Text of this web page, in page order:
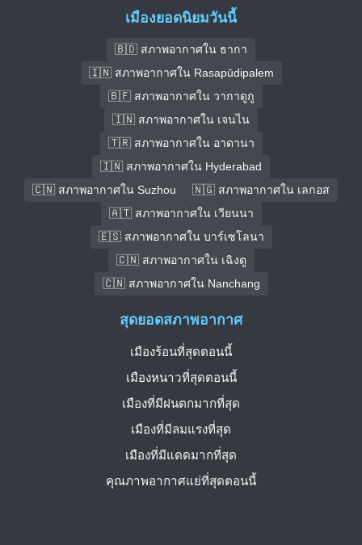
เมืองยอดนิยมวันนี้
🇧🇩 สภาพอากาศใน ธากา
🇮🇳 สภาพอากาศใน Rasapūdipalem
🇧🇫 สภาพอากาศใน วากาดูกู
🇮🇳 สภาพอากาศใน เจนไน
🇹🇷 สภาพอากาศใน อาดานา
🇮🇳 สภาพอากาศใน Hyderabad
🇨🇳 สภาพอากาศใน Suzhou
🇳🇬 สภาพอากาศใน เลกอส
🇦🇹 สภาพอากาศใน เวียนนา
🇪🇸 สภาพอากาศใน บาร์เซโลนา
🇨🇳 สภาพอากาศใน เฉิงตู
🇨🇳 สภาพอากาศใน Nanchang
สุดยอดสภาพอากาศ
เมืองร้อนที่สุดตอนนี้
เมืองหนาวที่สุดตอนนี้
เมืองที่มีฝนตกมากที่สุด
เมืองที่มีลมแรงที่สุด
เมืองที่มีแดดมากที่สุด
คุณภาพอากาศแย่ที่สุดตอนนี้